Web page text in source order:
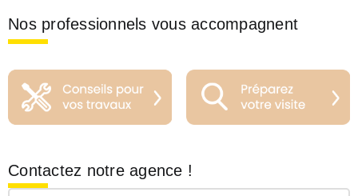
Nos professionnels vous accompagnent
Contactez notre agence !